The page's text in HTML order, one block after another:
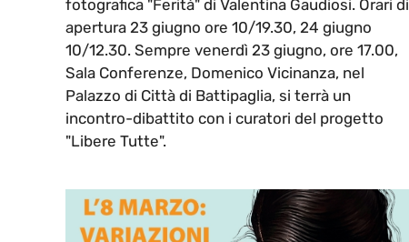
fotografica "Ferità" di Valentina Gaudiosi. Orari di
apertura 23 giugno ore 10/19.30, 24 giugno
10/12.30. Sempre venerdì 23 giugno, ore 17.00,
Sala Conferenze, Domenico Vicinanza, nel
Palazzo di Città di Battipaglia, si terrà un
incontro-dibattito con i curatori del progetto
"Libere Tutte".